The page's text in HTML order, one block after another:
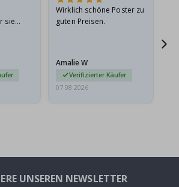
sie
Wirklich schöne Poster zu
guten Preisen.
Amalie W
Verifizierter Käufer
07.08.2026
UNSEREN NEWSLETTER